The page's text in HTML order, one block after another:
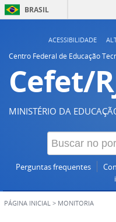
BRASIL
ACESSIBILIDADE
Centro Federal de Educação
Cefet/
MINISTÉRIO DA
Perguntas frequentes
PÁGINA INICIAL > MONITORIA